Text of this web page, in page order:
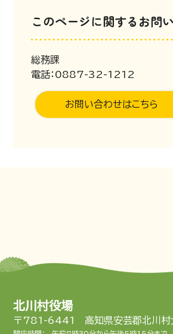
このページに関するお問
総務課
電話：0887-32-1212
お問い合わせはこちら
北川村役場
〒781-6441 高知県安芸郡北川村